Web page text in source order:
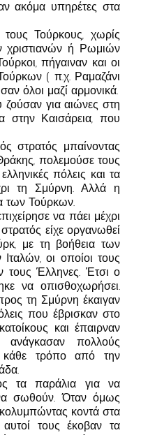
ακόμα υπηρέτες στα
Τούρκους, χωρίς
χριστιανών ή Ρωμιών
πήγαιναν και οι
( π.χ. Ραμαζάνι
όλοι μαζί αρμονικά.
για αιώνες στη
στην Καισάρεια, που
στρατός μπαίνοντας
πολεμούσε τους
πόλεις και τα
τη Σμύρνη. Αλλά η
των Τούρκων.
να πάει μέχρι
είχε οργανωθεί
με τη βοήθεια των
οι οποίοι τους
τους Έλληνες. Έτσι ο
να οπισθοχωρήσει.
τη Σμύρνη έκαιγαν
που έβρισκαν στο
και έπαιρναν
ανάγκασαν πολλούς
κάθε τρόπο από την
τα παράλια για να
σωθούν. Όταν όμως
κολυμπώντας κοντά στα
τους έκοβαν τα